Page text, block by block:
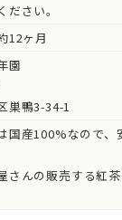
ださい。
12ヶ月
園
巣鴨3-34-1
国産100%なので、
さんの販売する紅